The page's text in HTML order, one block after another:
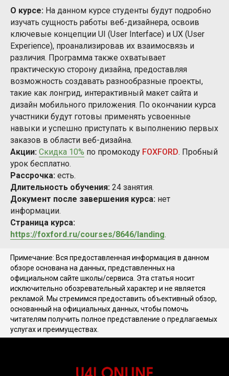
О курсе: На данном курсе студенты будут подробно
изучать сущность работы веб-дизайнера, освоив
ключевые концепции UI (User Interface) и UX (User
Experience), проанализировав их взаимосвязь и
различия. Программа также охватывает
практическую сторону дизайна, предоставляя
возможность создавать разнообразные проекты,
такие как лонгрид, интерактивный макет сайта и
дизайн мобильного приложения. По окончании курса
участники будут готовы применять усвоенные
навыки и успешно приступать к выполнению первых
заказов в области веб-дизайна.
Акции: Скидка 10% по промокоду FOXFORD. Пробный
урок бесплатно.
Рассрочка: есть.
Длительность обучения: 24 занятия.
Документ после завершения курса: нет
информации.
Страница курса:
https://foxford.ru/courses/8646/landing.
Примечание: Вся предоставленная информация в данном
обзоре основана на данных, представленных на
официальном сайте школы/сервиса. Эта статья носит
исключительно обозревательный характер и не является
рекламой. Мы стремимся предоставить объективный обзор,
основанный на официальных данных, чтобы помочь
читателям получить полное представление о предлагаемых
услугах и преимуществах.